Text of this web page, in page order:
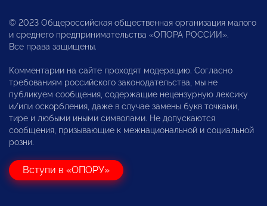
© 2023 Общероссийская общественная организация малого
и среднего предпринимательства «ОПОРА РОССИИ».
Все права защищены.
Комментарии на сайте проходят модерацию. Согласно
требованиям российского законодательства, мы не
публикуем сообщения, содержащие нецензурную лексику
и/или оскорбления, даже в случае замены букв точками,
тире и любыми иными символами. Не допускаются
сообщения, призывающие к межнациональной и социальной
розни.
Вступи в «ОПОРУ»